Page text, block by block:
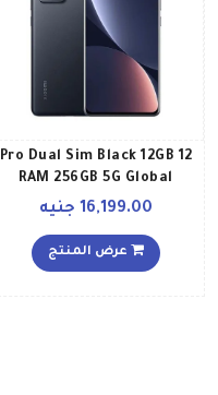
12 Pro Dual Sim Black 12GB
RAM 256GB 5G Global
Version
16,199.00 جنيه
عرض المنتج